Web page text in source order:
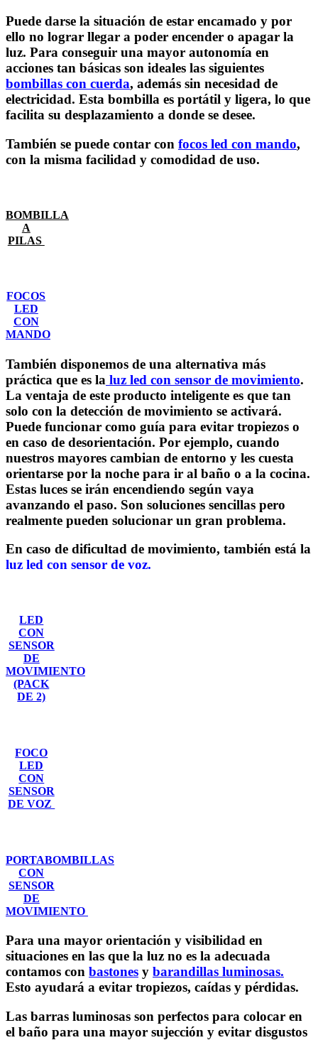
Puede darse la situación de estar encamado y por
ello no lograr llegar a poder encender o apagar la
luz. Para conseguir una mayor autonomía en
acciones tan básicas son ideales las siguientes
bombillas con cuerda, además sin necesidad de
electricidad. Esta bombilla es portátil y ligera, lo que
facilita su desplazamiento a donde se desee.
También se puede contar con focos led con mando,
con la misma facilidad y comodidad de uso.
BOMBILLA
A
PILAS
FOCOS
LED
CON
MANDO
También disponemos de una alternativa más
práctica que es la luz led con sensor de movimiento.
La ventaja de este producto inteligente es que tan
solo con la detección de movimiento se activará.
Puede funcionar como guía para evitar tropiezos o
en caso de desorientación. Por ejemplo, cuando
nuestros mayores cambian de entorno y les cuesta
orientarse por la noche para ir al baño o a la cocina.
Estas luces se irán encendiendo según vaya
avanzando el paso. Son soluciones sencillas pero
realmente pueden solucionar un gran problema.
En caso de dificultad de movimiento, también está la
luz led con sensor de voz.
LED
CON
SENSOR
DE
MOVIMIENTO
(PACK
DE 2)
FOCO
LED
CON
SENSOR
DE VOZ
PORTABOMBILLAS
CON
SENSOR
DE
MOVIMIENTO
Para una mayor orientación y visibilidad en
situaciones en las que la luz no es la adecuada
contamos con bastones y barandillas luminosas.
Esto ayudará a evitar tropiezos, caídas y pérdidas.
Las barras luminosas son perfectos para colocar en
el baño para una mayor sujección y evitar disgustos